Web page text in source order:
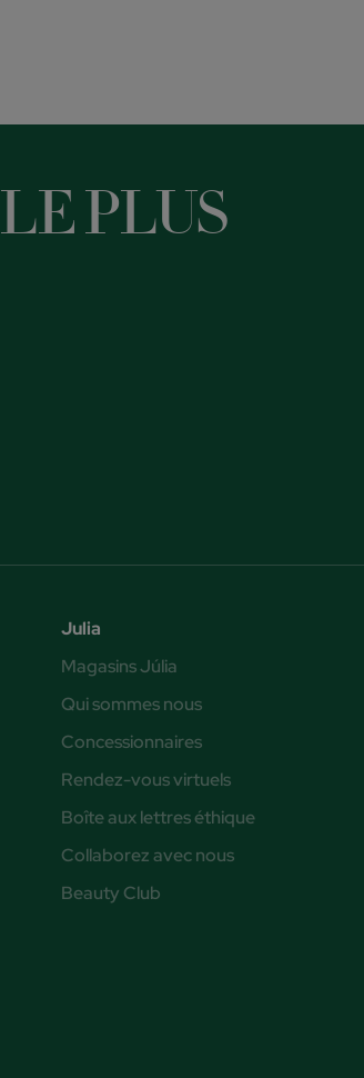
PLUS
Julia
Magasins Júlia
Qui sommes nous
Concessionnaires
Rendez-vous virtuels
Boîte aux lettres éthique
Collaborez avec nous
Beauty Club